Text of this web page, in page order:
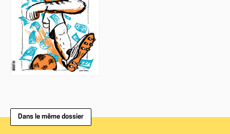
Dans le même dossier